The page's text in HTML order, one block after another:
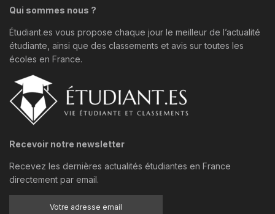
Qui sommes nous ?
Étudiant.es vous propose chaque jour le meilleur de l’actualité
étudiante, ainsi que des classements et avis sur toutes les
écoles en France.
Recevoir notre newsletter
Recevez les dernières actualités étudiantes en France
directement par email.